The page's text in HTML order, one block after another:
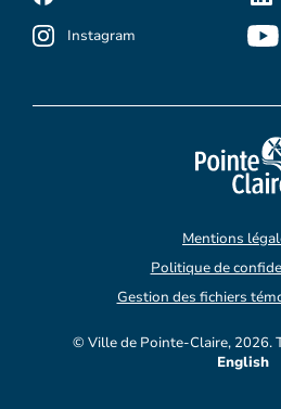
Instagram
© Ville de Pointe-Claire, 2026.
Mentions
Politique de
Gestion des fichiers
English